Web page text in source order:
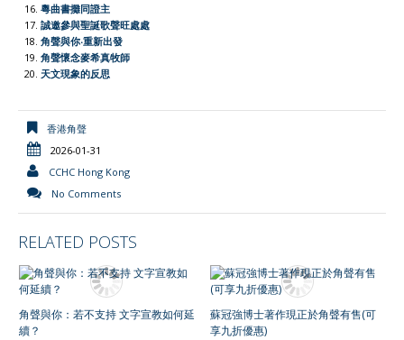
粵曲書攤同證主
誠邀參與聖誕歌聲旺處處
角聲與你‧重新出發
角聲懷念麥希真牧師
天文現象的反思
香港角聲
2026-01-31
CCHC Hong Kong
No Comments
RELATED POSTS
角聲與你：若不支持 文字宣教如何延
續？
蘇冠強博士著作現正於角聲有售(可
享九折優惠)